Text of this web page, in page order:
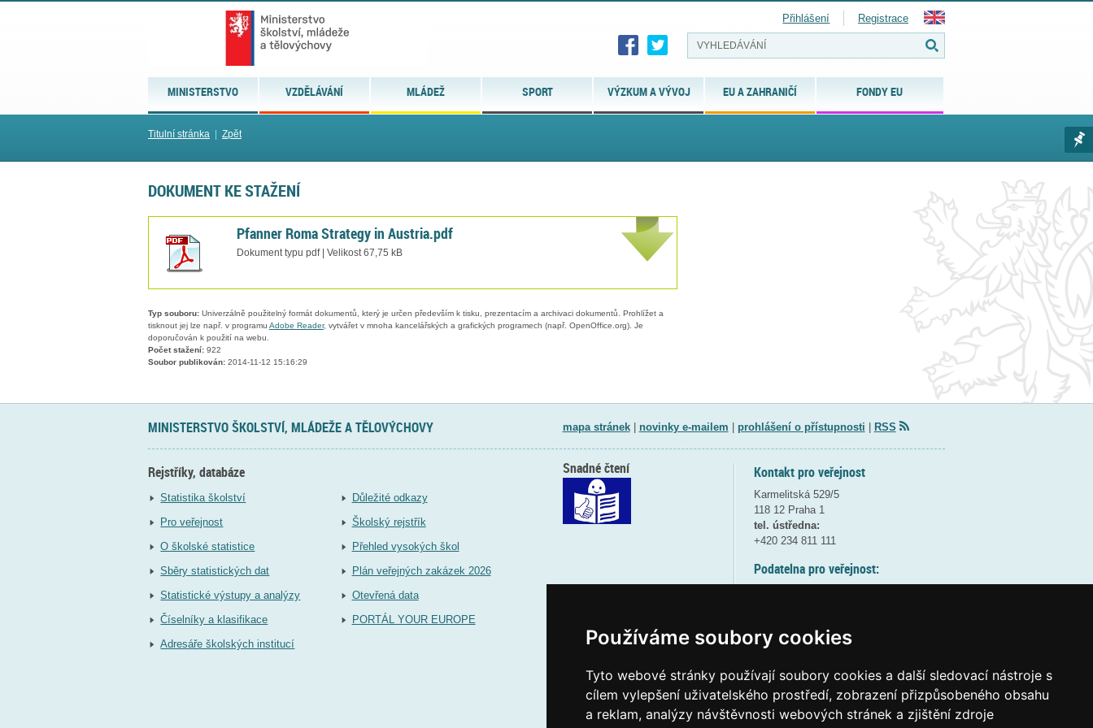
Používáme soubory cookies
Tyto webové stránky používají soubory cookies a další sledovací nástroje s
cílem vylepšení uživatelského prostředí, zobrazení přizpůsobeného obsahu
a reklam, analýzy návštěvnosti webových stránek a zjištění zdroje
MINISTERSTVO VZDĚLÁVÁNÍ MLÁDEŽ SPORT VÝZKUM A VÝVOJ EU A ZAHRANIČÍ FONDY EU
Přihlášení Registrace
Titulní stránka Zpět
DOKUMENT KE STAŽENÍ
Pfanner Roma Strategy in Austria.pdf
Dokument typu pdf | Velikost 67,75 kB
Typ souboru: Univerzálně použitelný formát dokumentů, který je určen především k tisku, prezentacím a archivaci dokumentů. Prohlížet a
tisknout jej lze např. v programu Adobe Reader, vytvářet v mnoha kancelářských a grafických programech (např. OpenOffice.org). Je
doporučován k použití na webu.
Počet stažení: 922
Soubor publikován: 2014-11-12 15:16:29
MINISTERSTVO ŠKOLSTVÍ, MLÁDEŽE A TĚLOVÝCHOVY mapa stránek| novinky e-mailem prohlášení o přístupnosti RSS
Rejstříky, databáze
Statistika školství
Pro veřejnost
O školské statistice
Sběry statistických dat
Statistické výstupy a analýzy
Číselníky a klasifikace
Adresáře školských institucí
Důležité odkazy
Školský rejstřík
Přehled vysokých škol
Plán veřejných zakázek 2026
Otevřená data
PORTÁL YOUR EUROPE
Kontakt pro veřejnost
Karmelitská 529/5
118 12 Praha 1
tel. ústředna:
+420 234 811 111
Podatelna pro veřejnost:
(více informací
Elektronická podatelna:
posta@msmtgov cz
Snadné čtení